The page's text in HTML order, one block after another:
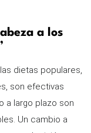
a los
dietas populares,
son efectivas
a largo plazo son
Un cambio a